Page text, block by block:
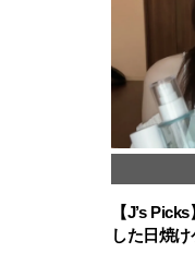
【J’s
した日焼